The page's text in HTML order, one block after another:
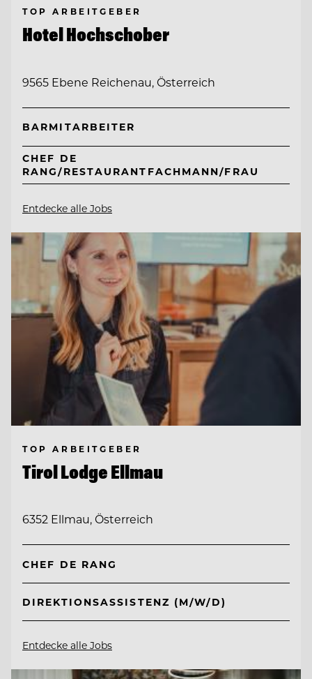
TOP ARBEITGEBER
Hotel Hochschober
9565 Ebene Reichenau, Österreich
BARMITARBEITER
CHEF DE
RANG/RESTAURANTFACHMANN/FRAU
Entdecke alle Jobs
TOP ARBEITGEBER
Tirol Lodge Ellmau
6352 Ellmau, Österreich
CHEF DE RANG
DIREKTIONSASSISTENZ (M/W/D)
Entdecke alle Jobs